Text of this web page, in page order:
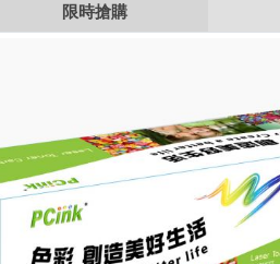
限時搶購